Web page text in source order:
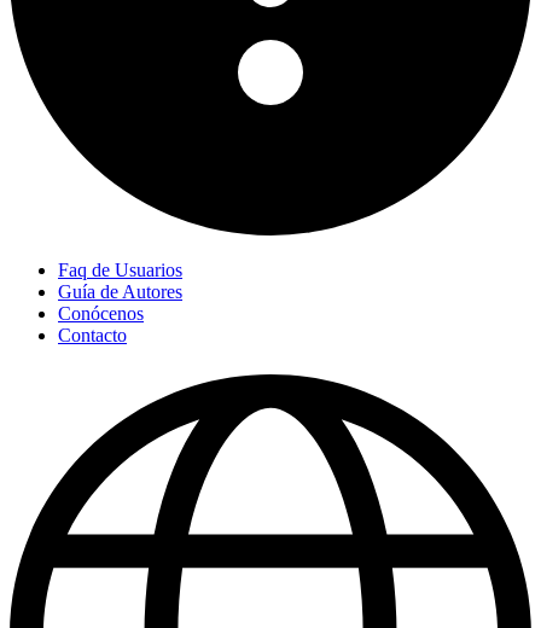
Faq de Usuarios
Guía de Autores
Conócenos
Contacto